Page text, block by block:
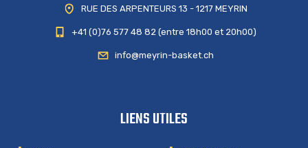
RUE DES ARPENTEURS 13 - 1217 MEYRIN
+41 (0)76 577 48 82 (entre 18h00 et 20h00)
info@meyrin-basket.ch
LIENS UTILES